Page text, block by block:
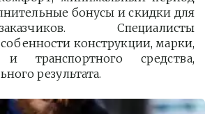
бонусы и скидки для
Специалисты
конструкции, марки,
средства,
результата.